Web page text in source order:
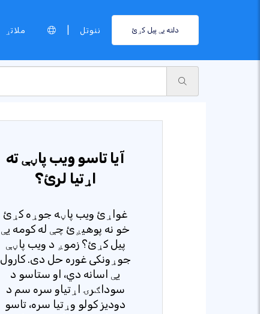
ملاتړ ننوتل دلته یې پیل کړئ
آیا تاسو ویب پاڼې ته
اړتیا لرئ؟
غواړئ ویب پاڼه جوړه کړئ
خو نه پوهیږئ چې له کومه یې
پیل کړئ؟ زموږ د ویب پاڼې
جوړونکی غوره حل دی. کارول
یې اسانه دي، او ستاسو د
سوداګرۍ اړتیاو سره سم د
دودیز کولو وړتیا سره، تاسو